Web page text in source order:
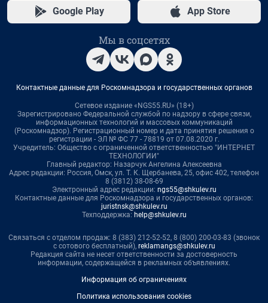
Google Play App Store
Мы в соцсетях
Контактные данные для Роскомнадзора и государственных органов
Сетевое издание «NGS55.RU» (18+)
Зарегистрировано Федеральной службой по надзору в сфере связи,
информационных технологий и массовых коммуникаций
(Роскомнадзор). Регистрационный номер и дата принятия решения о
регистрации - ЭЛ № ФС 77 - 78819 от 07.08.2020 г.
Учредитель: Общество с ограниченной ответственностью "ИНТЕРНЕТ
ТЕХНОЛОГИИ"
Главный редактор: Назарчук Ангелина Алексеевна
Адрес редакции: Россия, Омск, ул. Т. К. Щербанева, 25, офис 402, телефон
8 (3812) 38-08-69
Электронный адрес редакции: ngs55@shkulev.ru
Контактные данные для Роскомнадзора и государственных органов:
juristnsk@shkulev.ru
Техподдержка: help@shkulev.ru
Связаться с отделом продаж: 8 (383) 212-52-52, 8 (800) 200-03-83 (звонок
с сотового бесплатный), reklamangs@shkulev.ru
Редакция сайта не несет ответственности за достоверность
информации, содержащейся в рекламных объявлениях.
Информация об ограничениях
Политика использования cookies